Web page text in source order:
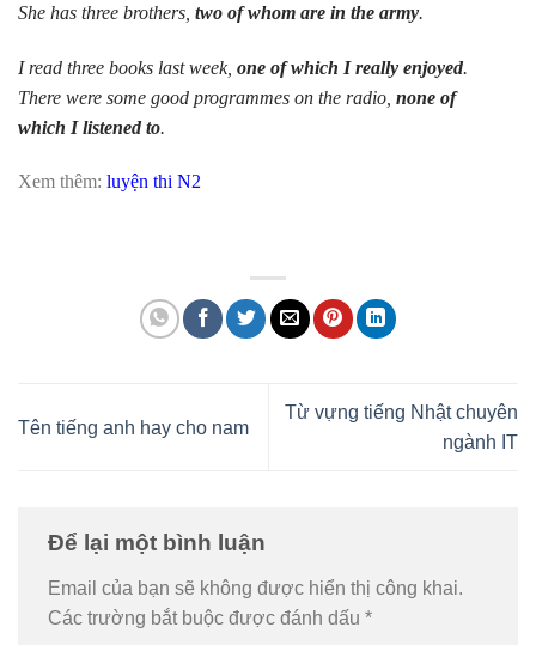
She has three brothers, two of whom are in the army.
I read three books last week, one of which I really enjoyed.
There were some good programmes on the radio, none of
which I listened to.
Xem thêm: luyện thi N2
Tên tiếng anh hay cho nam
Từ vựng tiếng Nhật chuyên
ngành IT
Để lại một bình luận
Email của bạn sẽ không được hiển thị công khai.
Các trường bắt buộc được đánh dấu *